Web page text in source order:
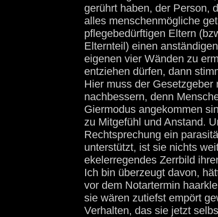
gerührt haben, der Person,
alles menschenmögliche
pflegebedürftigen Eltern
Elternteil) einen
eigenen vier Wänden zu
entziehen dürfen, dann
Hier muss der Gesetzgeber
nachbessern, denn
Giermodus angekommen
zu Mitgefühl und Anstand.
Rechtsprechung ein
unterstützt, ist sie nichts
ekelerregendes Zerrbild
Ich bin überzeugt davon,
vor dem Notartermin
sie wären zutiefst empört
Verhalten, das sie jetzt